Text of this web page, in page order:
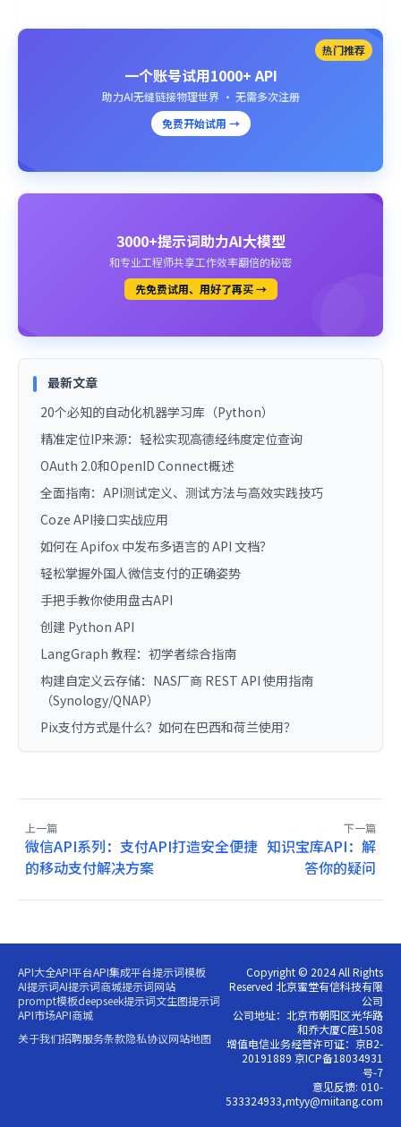
热门推荐
一个账号试用1000+ API
助力AI无缝链接物理世界 · 无需多次注册
免费开始试用 →
3000+提示词助力AI大模型
和专业工程师共享工作效率翻倍的秘密
先免费试用、用好了再买 →
最新文章
20个必知的自动化机器学习库（Python）
精准定位IP来源：轻松实现高德经纬度定位查询
OAuth 2.0和OpenID Connect概述
全面指南：API测试定义、测试方法与高效实践技巧
Coze API接口实战应用
如何在 Apifox 中发布多语言的 API 文档？
轻松掌握外国人微信支付的正确姿势
手把手教你使用盘古API
创建 Python API
LangGraph 教程：初学者综合指南
构建自定义云存储：NAS厂商 REST API 使用指南
（Synology/QNAP）
Pix支付方式是什么？如何在巴西和荷兰使用？
上一篇
微信API系列：支付API打造安全便捷
的移动支付解决方案
下一篇
知识宝库API：解
答你的疑问
API大全API平台API集成平台提示词模板
AI提示词AI提示词商城提示词网站
prompt模板deepseek提示词文生图提示词
API市场API商城
关于我们招聘服务条款隐私协议网站地图
Copyright © 2024 All Rights
Reserved 北京蜜堂有信科技有限
公司
公司地址：北京市朝阳区光华路
和乔大厦C座1508
增值电信业务经营许可证：京B2-
20191889 京ICP备18034931
号-7
意见反馈: 010-
533324933,mtyy@miitang.com